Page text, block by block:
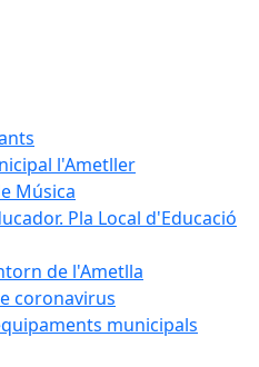
l'Ametller
Música
Pla Local d'Educació
de l'Ametlla
coronavirus
municipals